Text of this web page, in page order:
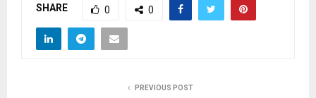
SHARE 0 0
PREVIOUS POST